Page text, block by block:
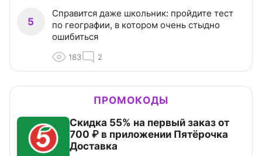
5
Справится даже школьник: пройдите тест
по географии, в котором очень стыдно
ошибиться
183 2
ПРОМОКОДЫ
Скидка 55% на первый заказ от
700 ₽ в приложении Пятёрочка
Доставка